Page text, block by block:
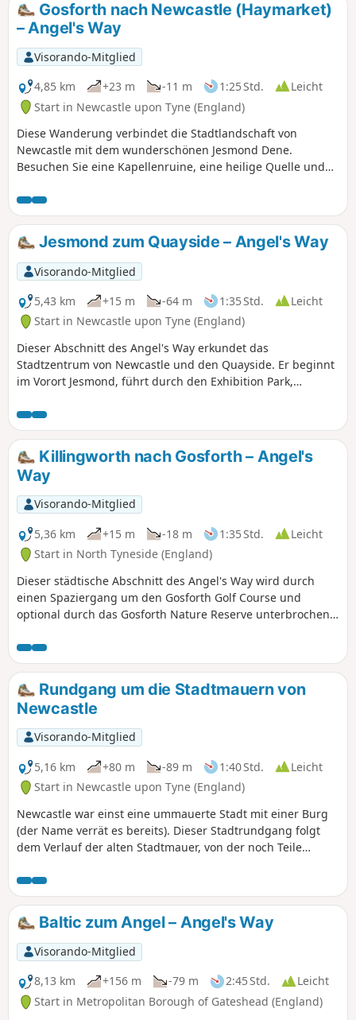
Gosforth nach Newcastle (Haymarket)
– Angel's Way
Visorando-Mitglied
4,85 km
+23 m -11 m 1:25 Std.
Leicht
Start in Newcastle upon Tyne (England)
Diese Wanderung verbindet die Stadtlandschaft von
Newcastle mit dem wunderschönen Jesmond Dene.
Besuchen Sie eine Kapellenruine, eine heilige Quelle und
beenden.
Jesmond zum Quayside – Angel's Way
Visorando-Mitglied
5,43 km
+15 m -64 m 1:35 Std.
Leicht
Start in Newcastle upon Tyne (England)
Dieser Abschnitt des Angel's Way erkundet das
Stadtzentrum von Newcastle und den Quayside. Er beginnt
im Vorort Jesmond, führt durch den Exhibition Park,
wichtige Kirchen, St. Thomas, St. Mary und St. Nicholas,
Newcastle Castle und Keep, bevor er eine alte Straße, Side,
hinunter zum Quayside führt und an der Millennium Bridge
endet.Killingworth nach Gosforth – Angel's
Way
Visorando-Mitglied
5,36 km
+15 m -18 m 1:35 Std.
Leicht
Start in North Tyneside (England)
Dieser städtische Abschnitt des Angel's Way wird durch
einen Spaziergang um den Gosforth Golf Course und
optional durch das Gosforth Nature Reserve unterbrochen
Rundgang um die Stadtmauern von
Newcastle
Visorando-Mitglied
5,16 km
+80 m -89 m 1:40 Std.
Leicht
Start in Newcastle upon Tyne (England)
Newcastle war einst eine ummauerte Stadt mit einer Burg
(der Name verrät es bereits). Dieser Stadtrundgang folgt
dem Verlauf der alten Stadtmauer, von der noch Teile
entlang des Newcastle Quayside, vorbei an vielen
sehenswerten Orten.
Baltic zum Angel – Angel's Way
Visorando-Mitglied
8,13 km
+156 m -79 m 2:45 Std.
Leicht
Start in Metropolitan Borough of Gateshead (England)